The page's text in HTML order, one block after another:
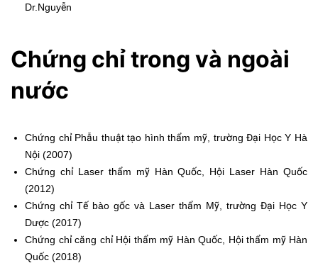
Dr.Nguyễn
Chứng chỉ trong và ngoài
nước
Chứng chỉ Phẫu thuật tạo hình thẩm mỹ, trường Đại Học Y Hà
Nội (2007)
Chứng chỉ Laser thẩm mỹ Hàn Quốc, Hội Laser Hàn Quốc
(2012)
Chứng chỉ Tế bào gốc và Laser thẩm Mỹ, trường Đại Học Y
Dược (2017)
Chứng chỉ căng chỉ Hội thẩm mỹ Hàn Quốc, Hội thẩm mỹ Hàn
Quốc (2018)